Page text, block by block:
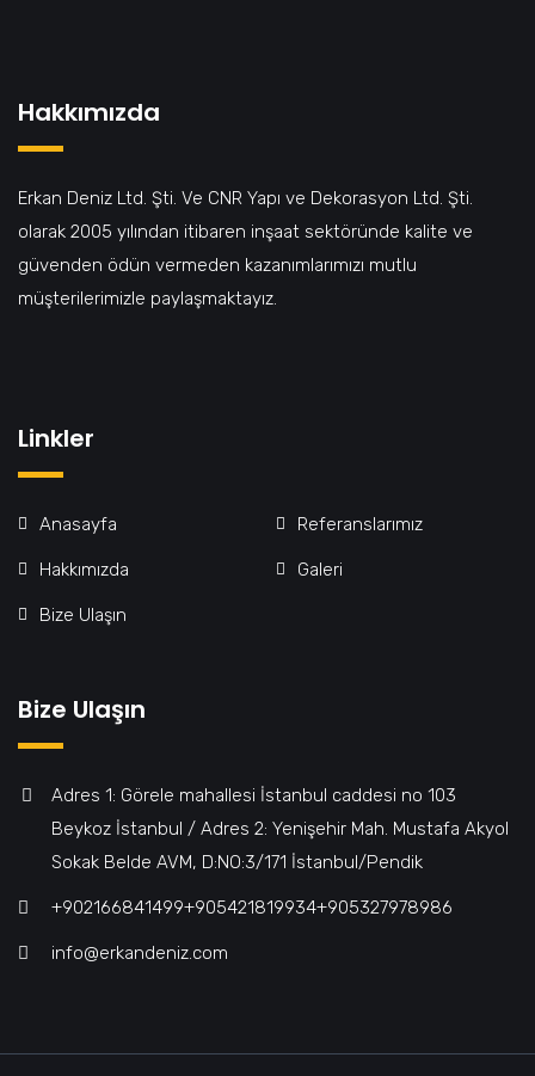
Hakkımızda
Erkan Deniz Ltd. Şti. Ve CNR Yapı ve Dekorasyon Ltd. Şti.
olarak 2005 yılından itibaren inşaat sektöründe kalite ve
güvenden ödün vermeden kazanımlarımızı mutlu
müşterilerimizle paylaşmaktayız.
Linkler
Anasayfa Referanslarımız
Hakkımızda Galeri
Bize Ulaşın
Bize Ulaşın
Adres 1: Görele mahallesi İstanbul caddesi no 103
Beykoz İstanbul / Adres 2: Yenişehir Mah. Mustafa Akyol
Sokak Belde AVM, D:NO:3/171 İstanbul/Pendik
+902166841499‎‎ㅤㅤㅤㅤㅤㅤㅤㅤㅤㅤㅤㅤ+905421819934‎‎ㅤㅤㅤㅤㅤㅤㅤㅤㅤㅤㅤㅤ+905327978986
info@erkandeniz.com